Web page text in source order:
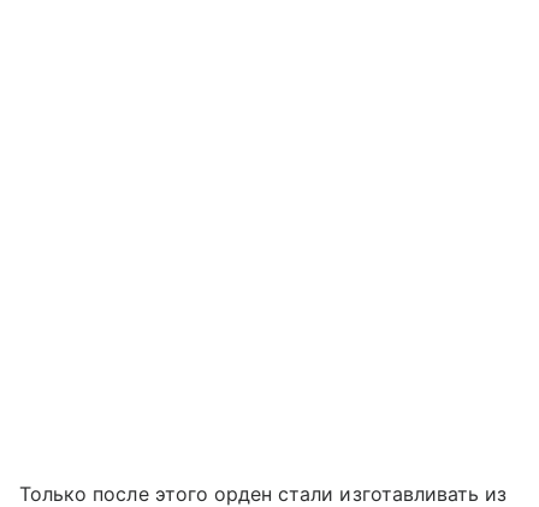
Только после этого орден стали изготавливать из